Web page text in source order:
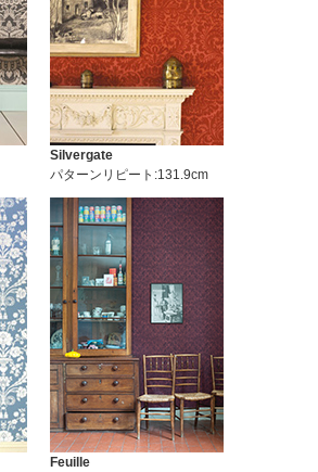
Silvergate
パターンリピート:131.9cm
Feuille